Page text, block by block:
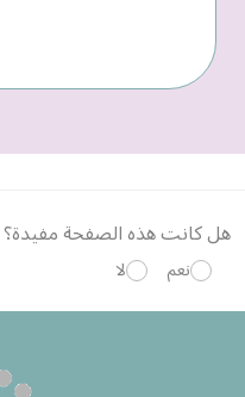
هل كانت هذه الصفحة مفيدة؟
نعم لا